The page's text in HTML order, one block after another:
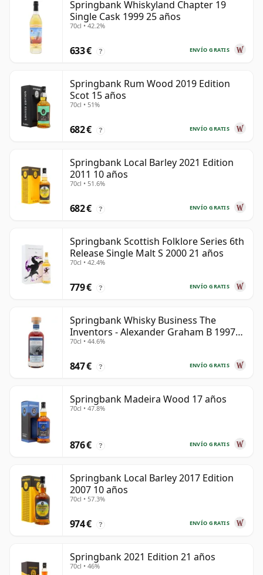
Springbank Whiskyland Chapter 19
Single Cask 1999 25 años
70cl • 42.2%
ENVÍO GRATIS
633 € ?
Springbank Rum Wood 2019 Edition
Scot 15 años
70cl • 51%
ENVÍO GRATIS
682 € ?
Springbank Local Barley 2021 Edition
2011 10 años
70cl • 51.6%
ENVÍO GRATIS
682 € ?
Springbank Scottish Folklore Series 6th
Release Single Malt S 2000 21 años
70cl • 42.4%
ENVÍO GRATIS
779 € ?
Springbank Whisky Business The
Inventors - Alexander Graham B 1997
28 años
70cl • 44.6%
ENVÍO GRATIS
847 € ?
Springbank Madeira Wood 17 años
70cl • 47.8%
ENVÍO GRATIS
876 € ?
Springbank Local Barley 2017 Edition
2007 10 años
70cl • 57.3%
ENVÍO GRATIS
974 € ?
Springbank 2021 Edition 21 años
70cl • 46%